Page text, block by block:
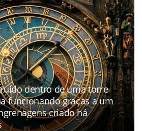
dentro de uma torre
funcionando graças a um
criado há